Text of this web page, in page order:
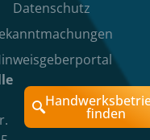
Datenschutz
finden